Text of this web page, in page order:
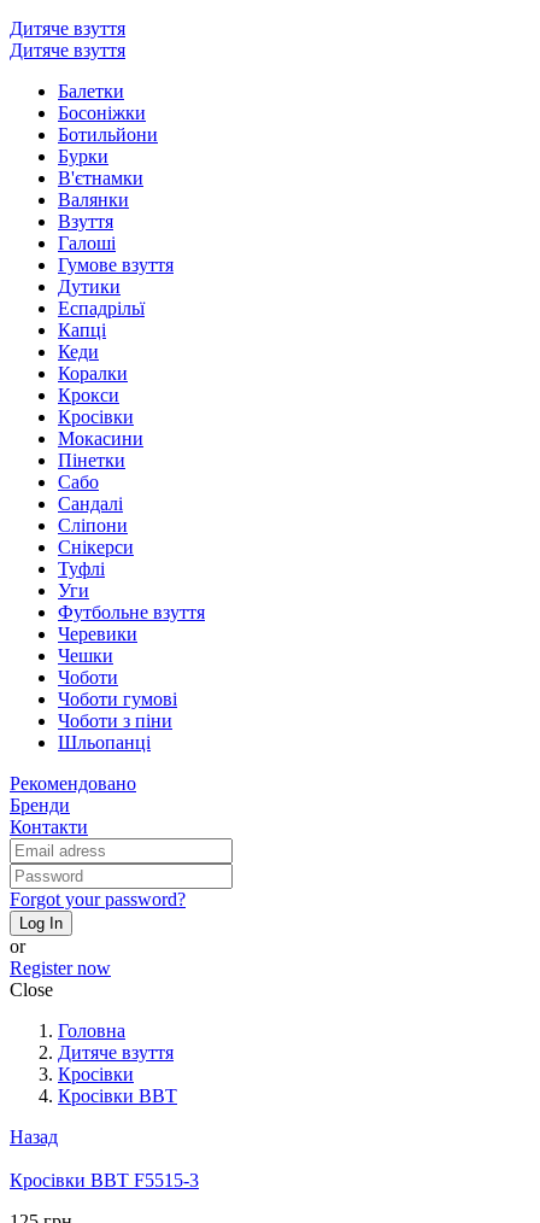
Дитяче взуття
Дитяче взуття
Балетки
Босоніжки
Ботильйони
Бурки
В'єтнамки
Валянки
Взуття
Галоші
Гумове взуття
Дутики
Еспадрільї
Капці
Кеди
Коралки
Крокси
Кросівки
Мокасини
Пінетки
Сабо
Сандалі
Сліпони
Снікерси
Туфлі
Уги
Футбольне взуття
Черевики
Чешки
Чоботи
Чоботи гумові
Чоботи з піни
Шльопанці
Рекомендовано
Бренди
Контакти
Forgot your password?
Log In
or
Register now
Close
Головна
Дитяче взуття
Кросівки
Кросівки BBT
Назад
Кросівки BBT F5515-3